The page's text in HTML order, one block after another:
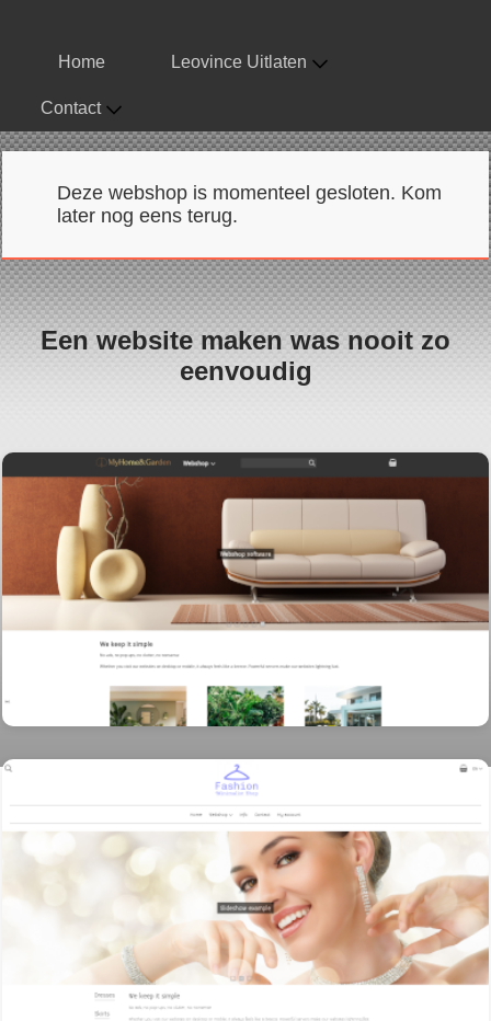
Home Leovince Uitlaten
Contact
Deze webshop is momenteel gesloten. Kom
later nog eens terug.
Een website maken was nooit zo
eenvoudig